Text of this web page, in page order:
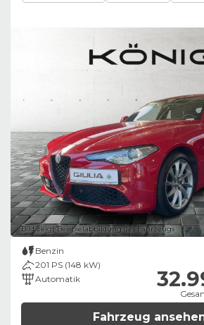
Bild zeigt Beispielabbildung des Fahrzeugs
Benzin
201 PS (148 kW)
Automatik
Fahrzeug